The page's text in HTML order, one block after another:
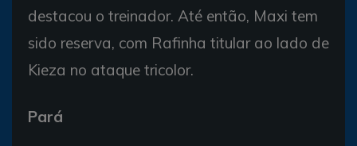
destacou o treinador. Até então, Maxi tem
sido reserva, com Rafinha titular ao lado de
Kieza no ataque tricolor.
Pará